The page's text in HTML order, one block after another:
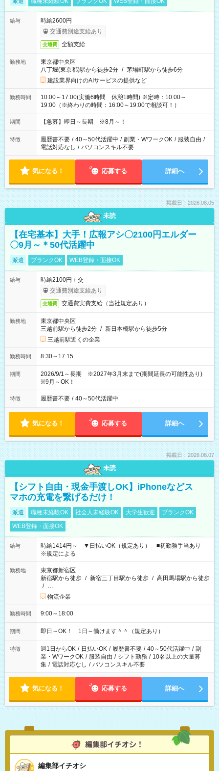
給与
時給2600円
交通費別途支給あり
交通費 全額支給
勤務地
東京都中央区
八丁堀(東京都)駅から徒歩2分 / 茅場町駅から徒歩6分
建設業界向けのAIサービスの提供など
勤務時間
10:00～17:00(実働6時間 休憩1時間) ※定時：10:00～
19:00（※終わりの時間：16:00～19:00で相談可！）
期間 【急募】即日～長期 ※8月～！
特徴 履歴書不要 / 40～50代活躍中 / 副業・WワークOK / 服装自由 /
電話対応なし / パソコンスキル不要
気になる！ 応募する 詳細へ
掲載日：2026.08.05
未読
【在宅基本】大手！広報アシ〇2100円エルダー
〇9月～＊50代活躍中
派遣 ブランクOK WEB登録・面接OK
給与
時給2100円＋交
交通費別途支給あり
交通費 交通費実費支給（当社規定あり）
勤務地
東京都中央区
三越前駅から徒歩2分 / 新日本橋駅から徒歩5分
三越前駅近くの企業
勤務時間 8:30～17:15
期間
2026/9/1～長期 ※2027年3月末まで(期間延長の可能性あり)
※9月～OK！
特徴 履歴書不要 / 40～50代活躍中
気になる！ 応募する 詳細へ
掲載日：2026.08.07
未読
【シフト自由・現金手渡しOK】iPhoneなどス
マホの充電を繋げるだけ！
派遣 職種未経験OK 社会人未経験OK 大学生歓迎
ブランクOK
WEB登録・面接OK
給与
時給1414円～ ▼日払いOK（規定あり） ■初勤務手当あり
※規定による
勤務地
東京都新宿区
新宿駅から徒歩 / 新宿三丁目駅から徒歩 / 高田馬場駅から徒歩
/ …
物流企業
勤務時間 9:00～18:00
期間 即日～OK！ 1日～働けます＾＾（規定あり）
特徴 週1日からOK / 日払いOK / 履歴書不要 / 40～50代活躍中 / 副
業・WワークOK / 服装自由 / シフト勤務 / 10名以上の大量募
集 / 電話対応なし / パソコンスキル不要
気になる！ 応募する 詳細へ
編集部イチオシ